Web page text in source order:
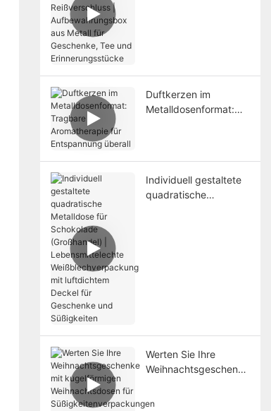
Duftkerzen im
Metalldosenformat:
Individuell gestaltete
quadratische
Werten Sie Ihre
Weihnachtsgeschenke